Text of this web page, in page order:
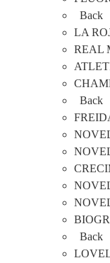
Back
LA
REAL
Back
Back